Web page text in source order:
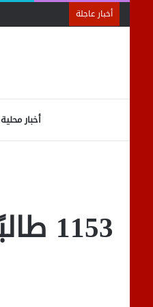
أخبار عاجلة
أخبار محلية
1153 طالبًا وطالبة يؤدون امتحان أصول العلوم السياسية بكلية التجارة